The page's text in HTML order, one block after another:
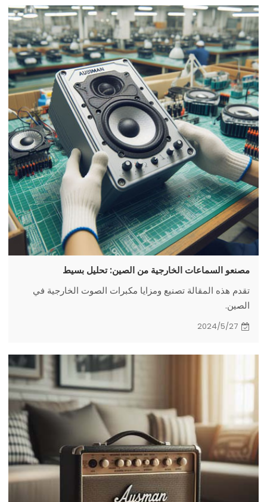
مصنعو السماعات الخارجية من الصين: تحليل بسيط
تقدم هذه المقالة تصنيع ومزايا مكبرات الصوت الخارجية في
الصين.
2024/5/27